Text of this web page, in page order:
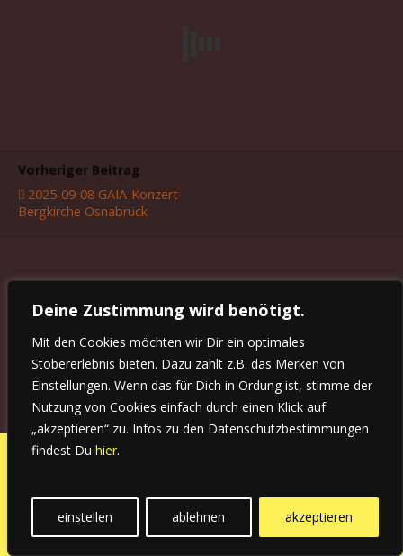
Deine Zustimmung wird benötigt.
Mit den Cookies möchten wir Dir ein optimales
Stöbererlebnis bieten. Dazu zählt z.B. das Merken von
Einstellungen. Wenn das für Dich in Ordung ist, stimme der
Nutzung von Cookies einfach durch einen Klick auf
„akzeptieren“ zu. Infos zu den Datenschutzbestimmungen
findest Du hier.
einstellen ablehnen akzeptieren
Vorheriger Beitrag
2025-09-08 GAIA-Konzert
Bergkirche Osnabrück
Mobil Desktop